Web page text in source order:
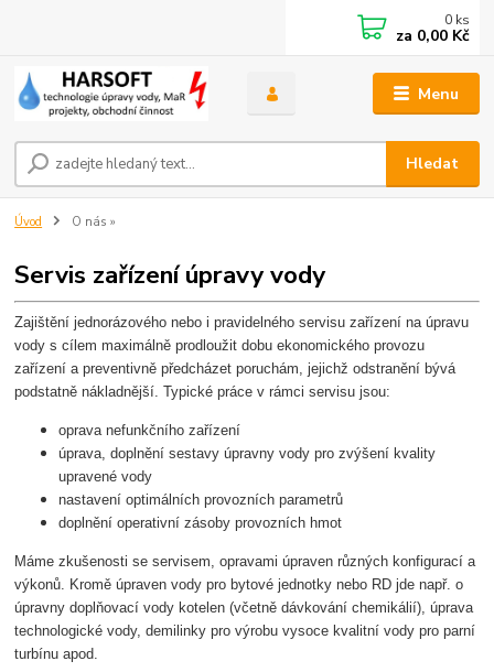
Menu
Hledat
0 ks
za 0,00 Kč
Úvod O nás »
Servis zařízení úpravy vody
Zajištění jednorázového nebo i pravidelného servisu zařízení na úpravu
vody s cílem maximálně prodloužit dobu ekonomického provozu
zařízení a preventivně předcházet poruchám, jejichž odstranění bývá
podstatně nákladnější. Typické práce v rámci servisu jsou:
oprava nefunkčního zařízení
úprava, doplnění sestavy úpravny vody pro zvýšení kvality
upravené vody
nastavení optimálních provozních parametrů
doplnění operativní zásoby provozních hmot
Máme zkušenosti se servisem, opravami úpraven různých konfigurací a
výkonů. Kromě úpraven vody pro bytové jednotky nebo RD jde např. o
úpravny doplňovací vody kotelen (včetně dávkování chemikálií), úprava
technologické vody, demilinky pro výrobu vysoce kvalitní vody pro parní
turbínu apod.